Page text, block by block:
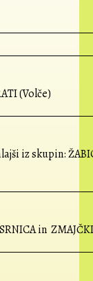
(Volče)
iz skupin:
in